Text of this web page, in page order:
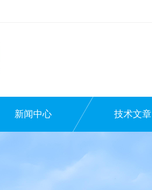
新闻中心 技术文章